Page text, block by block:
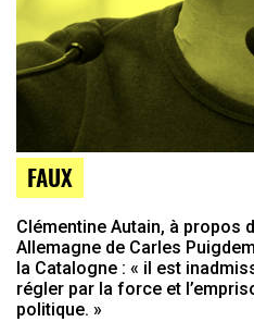
FAUX
Clémentine Autain, à propos
Allemagne de Carles
la Catalogne : « il est
régler par la force et
politique. »